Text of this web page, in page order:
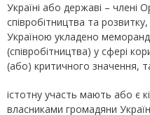
Україні або державі – члені
співробітництва та
Україною укладено
(співробітництва) у сфері
(або) критичного значення,
істотну участь мають або є
власниками громадяни